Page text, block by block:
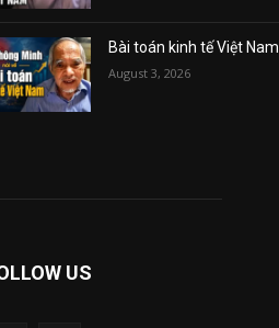
Bài toán kinh tế Việt Nam
August 3, 2026
US